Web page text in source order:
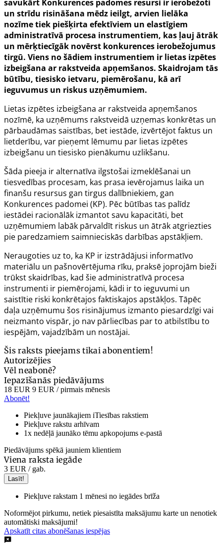
savukārt Konkurences padomes resursi ir ierobežoti
un strīdu risināšana mēdz ieilgt, arvien lielāka
nozīme tiek piešķirta efektīviem un elastīgiem
administratīvā procesa instrumentiem, kas ļauj ātrāk
un mērķtiecīgāk novērst konkurences ierobežojumus
tirgū. Viens no šādiem instrumentiem ir lietas izpētes
izbeigšana ar rakstveida apņemšanos. Skaidrojam tās
būtību, tiesisko ietvaru, piemērošanu, kā arī
ieguvumus un riskus uzņēmumiem.
Lietas izpētes izbeigšana ar rakstveida apņemšanos
nozīmē, ka uzņēmums rakstveidā uzņemas konkrētas un
pārbaudāmas saistības, bet iestāde, izvērtējot faktus un
lietderību, var pieņemt lēmumu par lietas izpētes
izbeigšanu un tiesisko pienākumu uzlikšanu.
Šāda pieeja ir alternatīva ilgstošai izmeklēšanai un
tiesvedības procesam, kas prasa ievērojamus laika un
finanšu resursus gan tirgus dalībniekiem, gan
Konkurences padomei (KP). Pēc būtības tas palīdz
iestādei racionālāk izmantot savu kapacitāti, bet
uzņēmumiem labāk pārvaldīt riskus un ātrāk atgriezties
pie paredzamiem saimnieciskās darbības apstākļiem.
Neraugoties uz to, ka KP ir izstrādājusi informatīvo
materiālu un pašnovērtējuma rīku, praksē joprojām bieži
trūkst skaidrības, kad šie administratīvā procesa
instrumenti ir piemērojami, kādi ir to ieguvumi un
saistītie riski konkrētajos faktiskajos apstākļos. Tāpēc
daļa uzņēmumu šos risinājumus izmanto piesardzīgi vai
neizmanto vispār, jo nav pārliecības par to atbilstību to
iespējām, vajadzībām un nostājai.
Šis raksts pieejams tikai abonentiem!
Autorizējies
Vēl neabonē?
Iepazīšanās piedāvājums
18 EUR 9 EUR / pirmais mēnesis
Abonēt!
Piekļuve jaunākajiem iTiesības rakstiem
Piekļuve rakstu arhīvam
1x nedēļā jaunāko tēmu apkopojums e-pastā
Piedāvājums spēkā jauniem klientiem
Viena raksta iegāde
3 EUR / gab.
Lasīt!
Piekļuve rakstam 1 mēnesi no iegādes brīža
Noformējot pirkumu, netiek piesaistīta maksājumu karte un nenotiek
automātiski maksājumi!
Apskatīt citas abonēšanas iespējas